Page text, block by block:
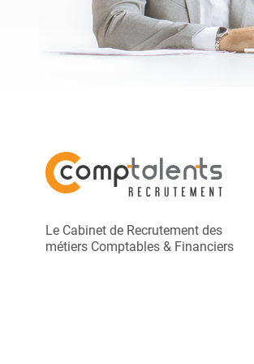
Le Cabinet de Recrutement des
métiers Comptables & Financiers